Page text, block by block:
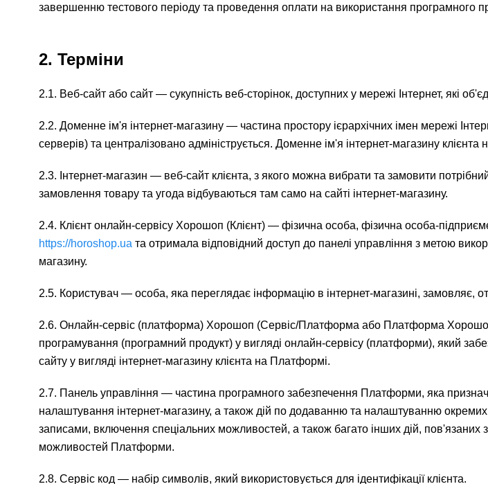
завершенню тестового періоду та проведення оплати на використання програмного
2. Терміни
2.1. Веб-сайт або сайт — сукупність веб-сторінок, доступних у мережі Інтернет, які
2.2. Доменне ім'я інтернет-магазину — частина простору ієрархічних імен мережі
серверів) та централізовано адмініструється. Доменне ім'я інтернет-магазину клієнта
2.3. Інтернет-магазин — веб-сайт клієнта, з якого можна вибрати та замовити
замовлення товару та угода відбуваються там само на сайті інтернет-магазину.
2.4. Клієнт онлайн-сервісу Хорошоп (Клієнт) — фізична особа, фізична особа-
https://horoshop.ua та отримала відповідний доступ до панелі управління з метою
магазину.
2.5. Користувач — особа, яка переглядає інформацію в інтернет-магазині, замовляє,
2.6. Онлайн-сервіс (платформа) Хорошоп (Сервіс/Платформа або Платформа
програмування (програмний продукт) у вигляді онлайн-сервісу (платформи), який
сайту у вигляді інтернет-магазину клієнта на Платформі.
2.7. Панель управління — частина програмного забезпечення Платформи, яка
налаштування інтернет-магазину, а також дій по додаванню та налаштуванню окремих
записами, включення спеціальних можливостей, а також багато інших дій, пов'язаних
можливостей Платформи.
2.8. Сервіс код — набір символів, який використовується для ідентифікації клієнта.